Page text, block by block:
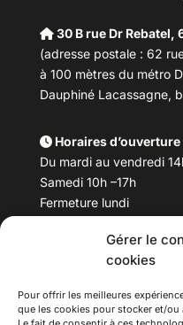
Gérer le
cookies
Pour offrir les meilleures
que les cookies pour stocker et/
30 B rue Dr Rebatel,
(adresse postale : 62
à 100 mètres du métro
Dauphiné Lacassagne,
Horaires d’ouverture
Du mardi au vendredi
Samedi 10h –17h
Fermeture lundi
Téléphone : 04 78